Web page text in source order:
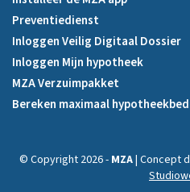
Preventiedienst
Inloggen Veilig Digitaal Dossier
Inloggen Mijn hypotheek
MZA Verzuimpakket
Bereken maximaal
© Copyright 2026 - MZA| Concept